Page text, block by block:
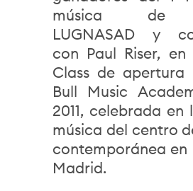
música de
LUGNASAD y
con Paul Riser,
Class de apertura
Bull Music
2011, celebrada
música del centro
contemporánea
Madrid.